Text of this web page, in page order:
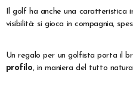
Il golf ha anche una caratteristica
visibilità: si gioca in compagnia,
Un regalo per un golfista porta il
profilo, in maniera del tutto